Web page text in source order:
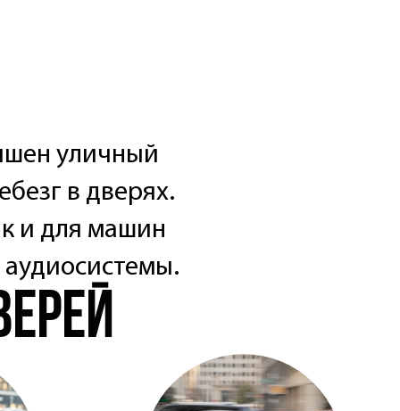
автомобиля
Шумоизоляция днища/пола
автомобиля
Шумоизоляция капота
автомобиля
уличный
в дверях.
и для машин